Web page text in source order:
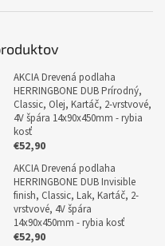
AKCIA Drevená podlaha
HERRINGBONE DUB Prírodný,
Classic, Olej, Kartáč, 2-vrstvové,
4V špára 14x90x450mm - rybia
kosť
€52,90
AKCIA Drevená podlaha
HERRINGBONE DUB Invisible
finish, Classic, Lak, Kartáč, 2-
vrstvové, 4V špára
14x90x450mm - rybia kosť
€52,90